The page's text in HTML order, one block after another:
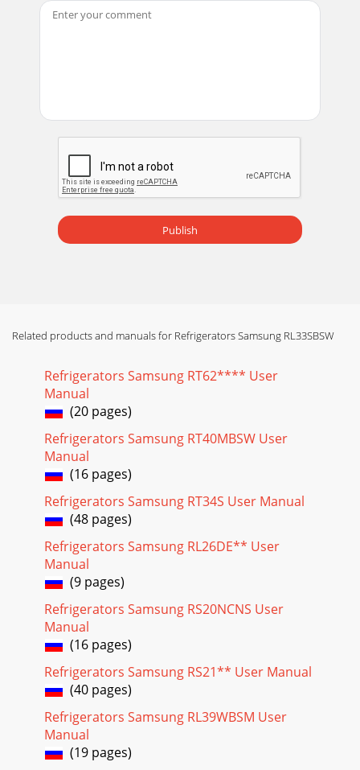
Publish
Related products and manuals for Refrigerators Samsung RL33SBSW
Refrigerators Samsung RT62**** User
Manual
(20 pages)
Refrigerators Samsung RT40MBSW User
Manual
(16 pages)
Refrigerators Samsung RT34S User Manual
(48 pages)
Refrigerators Samsung RL26DE** User
Manual
(9 pages)
Refrigerators Samsung RS20NCNS User
Manual
(16 pages)
Refrigerators Samsung RS21** User Manual
(40 pages)
Refrigerators Samsung RL39WBSM User
Manual
(19 pages)